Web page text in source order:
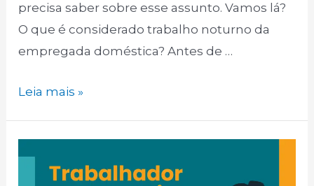
precisa saber sobre esse assunto. Vamos lá?
O que é considerado trabalho noturno da
empregada doméstica? Antes de …
A
tem
direito
Leia mais »